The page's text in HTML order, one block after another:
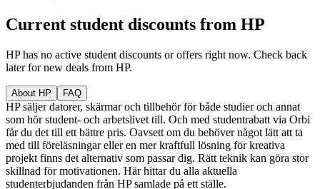
Current student discounts from HP
HP has no active student discounts or offers right now. Check back
later for new deals from HP.
About HP FAQ
HP säljer datorer, skärmar och tillbehör för både studier och annat
som hör student- och arbetslivet till. Och med studentrabatt via Orbi
får du det till ett bättre pris. Oavsett om du behöver något lätt att ta
med till föreläsningar eller en mer kraftfull lösning för kreativa
projekt finns det alternativ som passar dig. Rätt teknik kan göra stor
skillnad för motivationen. Här hittar du alla aktuella
studenterbjudanden från HP samlade på ett ställe.